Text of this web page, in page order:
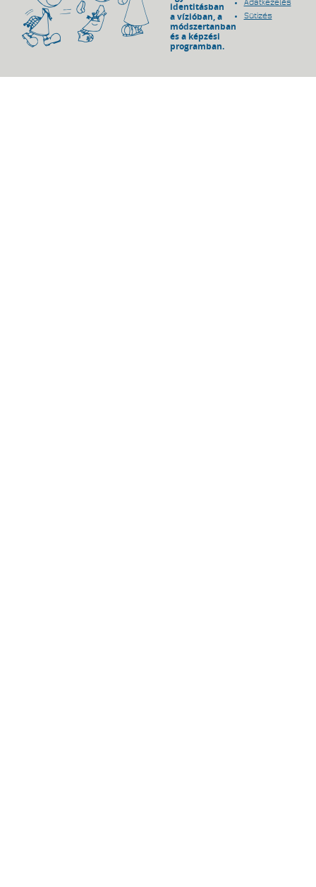
identitásban
a vízióban, a
módszertanban
és a képzési
programban.
Adatkezelés
Sütizés